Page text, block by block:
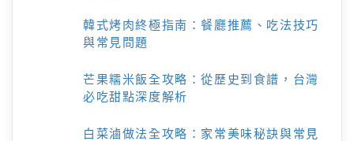
韓式烤肉終極指南：餐廳推薦、吃法技巧
與常見問題
芒果糯米飯全攻略：從歷史到食譜，台灣
必吃甜點深度解析
白菜滷做法全攻略：家常美味秘訣與常見